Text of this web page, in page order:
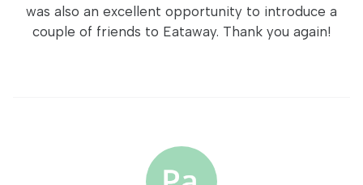
was also an excellent opportunity to introduce a
couple of friends to Eataway. Thank you again!